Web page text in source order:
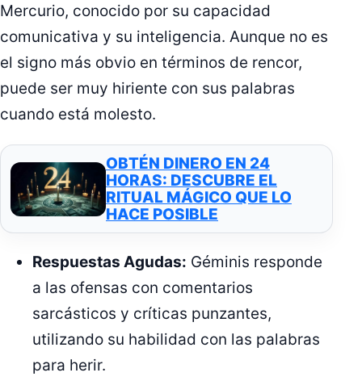
Mercurio, conocido por su capacidad
comunicativa y su inteligencia. Aunque no es
el signo más obvio en términos de rencor,
puede ser muy hiriente con sus palabras
cuando está molesto.
OBTÉN DINERO EN 24
HORAS: DESCUBRE EL
RITUAL MÁGICO QUE LO
HACE POSIBLE
Respuestas Agudas: Géminis responde
a las ofensas con comentarios
sarcásticos y críticas punzantes,
utilizando su habilidad con las palabras
para herir.